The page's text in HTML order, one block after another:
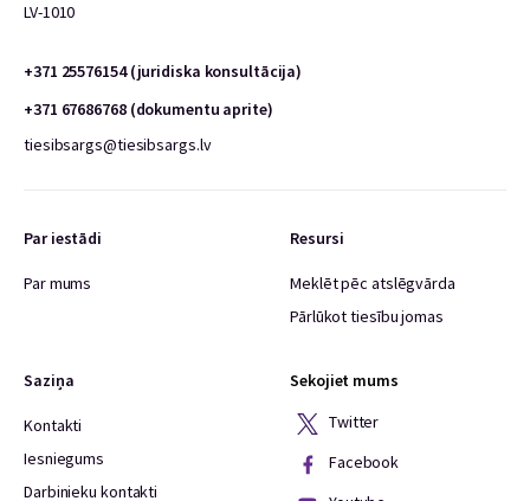
LV-1010
+371 25576154 (juridiska konsultācija)
+371 67686768 (dokumentu aprite)
tiesibsargs@tiesibsargs.lv
Par iestādi
Par mums
Resursi
Meklēt pēc atslēgvārda
Pārlūkot tiesību jomas
Saziņa
Kontakti
Iesniegums
Darbinieku kontakti
Sekojiet mums
Twitter
Facebook